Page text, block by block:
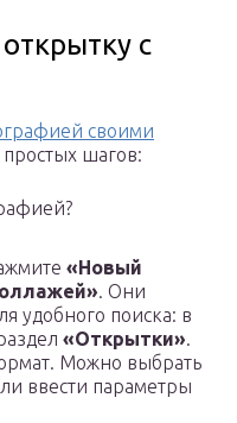
с
своими
шагов:
«Новый
. Они
удобного поиска: в
«Открытки».
Можно выбрать
ввести параметры